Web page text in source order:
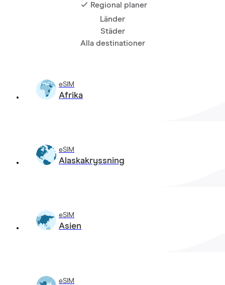
Regional planer
Länder
Städer
Alla destinationer
eSIM
Afrika
eSIM
Alaskakryssning
eSIM
Asien
eSIM